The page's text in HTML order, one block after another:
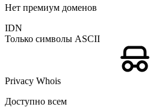
Нет премиум доменов
IDN
Только символы ASCII
Privacy Whois
Доступно всем